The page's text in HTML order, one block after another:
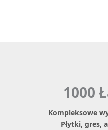
1000
Kompleksowe
Płytki, gres,